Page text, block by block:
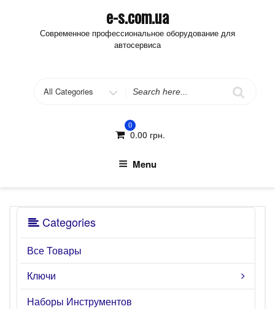
e-s.com.ua
Современное профессиональное оборудование для
автосервиса
Search
0
0.00 грн.
Menu
Categories
Все Товары
Ключи
Наборы Инструментов